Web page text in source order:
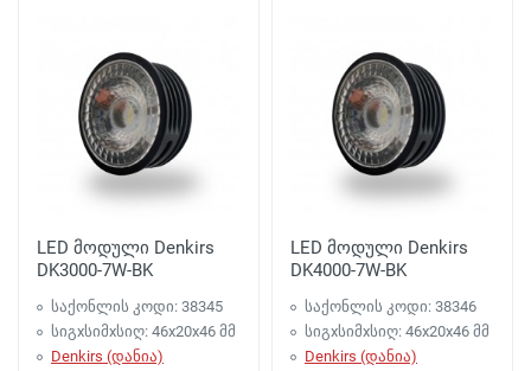
LED მოდული Denkirs
DK3000-7W-BK
საქონლის კოდი: 38345
სიგxსიმxსიღ: 46x20x46 მმ
Denkirs (დანია)
LED მოდული Denkirs
DK4000-7W-BK
საქონლის კოდი: 38346
სიგxსიმxსიღ: 46x20x46 მმ
Denkirs (დანია)